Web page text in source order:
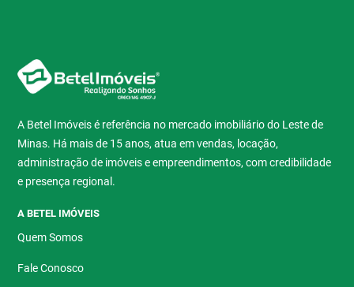
A Betel Imóveis é referência no mercado imobiliário do Leste de
Minas. Há mais de 15 anos, atua em vendas, locação,
administração de imóveis e empreendimentos, com credibilidade
e presença regional.
A BETEL IMÓVEIS
Quem Somos
Fale Conosco